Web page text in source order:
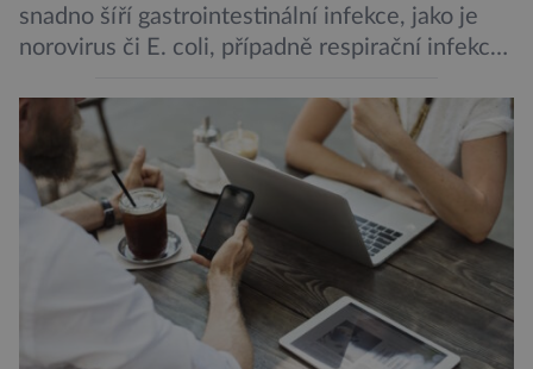
snadno šíří gastrointestinální infekce, jako je
norovirus či E. coli, případně respirační infekce,
Ovšem slyšet o prvním ohnisku hantaviru na
výletní lodi bylo znepokojivé i pro odborníky.
Zdá se, že nebezpečí bylo prozatím zažehnáno.
Máme se bát nové pandemie? Hantavirus […]